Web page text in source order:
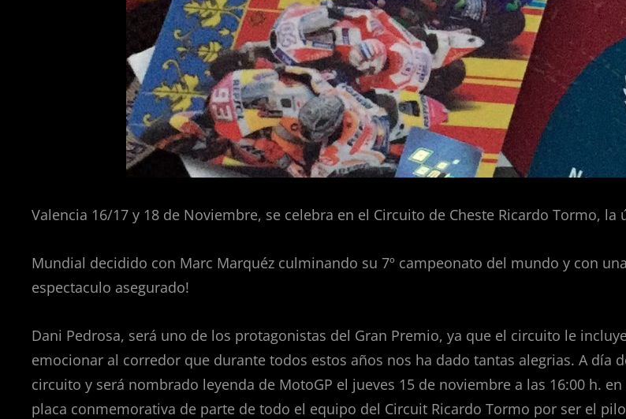
Valencia 16/17 y 18 de Noviembre, se celebra en el Circuito de Cheste Ricardo Tormo,
Mundial decidido con Marc Marquéz culminando su 7º campeonato del mundo y con
espectaculo asegurado!
Dani Pedrosa, será uno de los protagonistas del Gran Premio, ya que el circuito le
emocionar al corredor que durante todos estos años nos ha dado tantas alegrias. A día
circuito y será nombrado leyenda de MotoGP el jueves 15 de noviembre a las 16:00 h.
placa conmemorativa de parte de todo el equipo del Circuit Ricardo Tormo por ser el